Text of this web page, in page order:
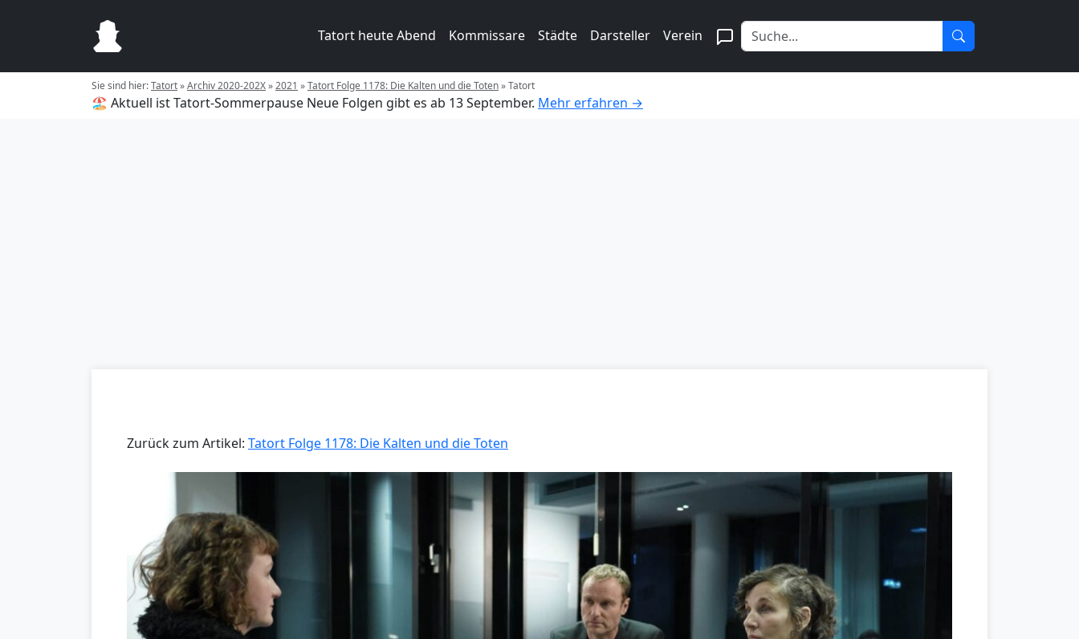
Tatort heute Abend Kommissare Städte Darsteller Verein
Sie sind hier:Tatort»Archiv 2020-202X»2021 »Tatort Folge 1178: Die Kalten und die Toten»Tatort
🏖️ Aktuell ist Tatort-Sommerpause Neue Folgen gibt es ab 13 September. Mehr erfahren →
Zurück zum Artikel: Tatort Folge 1178: Die Kalten und die Toten